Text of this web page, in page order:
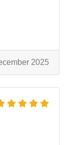
2025